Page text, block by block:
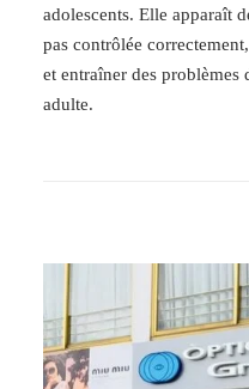
adolescents. Elle apparaît
pas contrôlée
et entraîner des problèmes
adulte.